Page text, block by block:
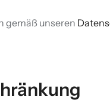
gemäß unseren